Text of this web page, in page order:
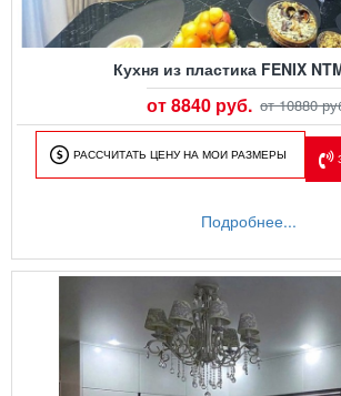
Кухня из пластика FENIX
от 8840 руб. от 10880
РАССЧИТАТЬ ЦЕНУ НА МОИ РАЗМЕРЫ
Подробнее...